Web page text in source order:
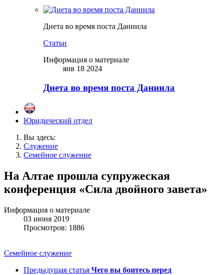
Диета во время поста Даниила
Статьи
Информация о материале
янв 18 2024
Диета во время поста Даниила
Юридический отдел
Вы здесь:
Служение
Семейное служение
На Алтае прошла супружеская
конференция «Сила двойного завета»
Информация о материале
03 июня 2019
Просмотров: 1886
Семейное служение
Предыдущая статья Чего вы боитесь перед